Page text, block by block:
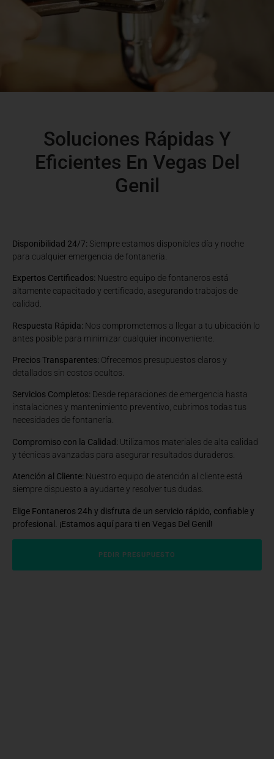
Soluciones Rápidas Y
Eficientes En Vegas Del
Genil
Disponibilidad 24/7: Siempre estamos disponibles día y noche
para cualquier emergencia de fontanería.
Expertos Certificados: Nuestro equipo de fontaneros está
altamente capacitado y certificado, asegurando trabajos de
calidad.
Respuesta Rápida: Nos comprometemos a llegar a tu ubicación lo
antes posible para minimizar cualquier inconveniente.
Precios Transparentes: Ofrecemos presupuestos claros y
detallados sin costos ocultos.
Servicios Completos: Desde reparaciones de emergencia hasta
instalaciones y mantenimiento preventivo, cubrimos todas tus
necesidades de fontanería.
Compromiso con la Calidad: Utilizamos materiales de alta calidad
y técnicas avanzadas para asegurar resultados duraderos.
Atención al Cliente: Nuestro equipo de atención al cliente está
siempre dispuesto a ayudarte y resolver tus dudas.
Elige Fontaneros 24h y disfruta de un servicio rápido, confiable y
profesional. ¡Estamos aquí para ti en Vegas Del Genil!
PEDIR PRESUPUESTO